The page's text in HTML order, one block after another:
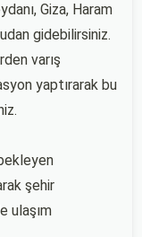
Giza, Haram
gidebilirsiniz.
varış
yaptırarak bu
şehir
ulaşım